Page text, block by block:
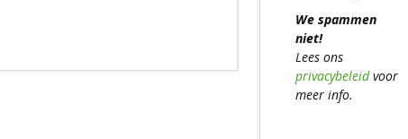
We spammen
niet!
Lees ons
privacybeleidvoor
meer info.